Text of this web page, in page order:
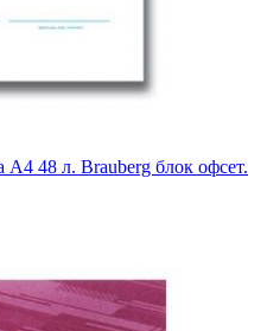
48 л. Brauberg блок офсет.